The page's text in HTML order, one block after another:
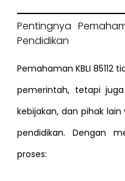
Pentingnya
Pendidikan
Pemahaman KBLI 85112
pemerintah, tetapi
kebijakan, dan pihak
pendidikan. Dengan
proses: